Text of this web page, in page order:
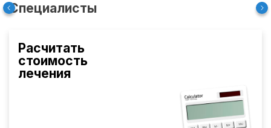
Специалисты
Расчитать
стоимость
лечения